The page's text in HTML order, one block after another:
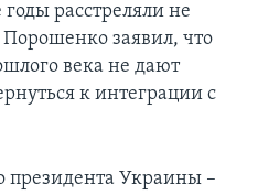
расстреляли не
заявил, что
века не дают
к интеграции с
президента Украины –